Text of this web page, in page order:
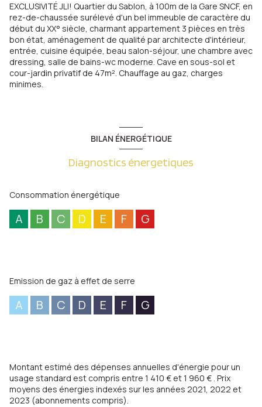
EXCLUSIVITÉ JLI! Quartier du Sablon, à 100m de la Gare SNCF, en
rez-de-chaussée surélevé d'un bel immeuble de caractère du
début du XX° siècle, charmant appartement 3 pièces en très
bon état, aménagement de qualité par architecte d'intérieur,
entrée, cuisine équipée, beau salon-séjour, une chambre avec
dressing, salle de bains-wc moderne. Cave en sous-sol et
cour-jardin privatif de 47m². Chauffage au gaz, charges
minimes.
BILAN ÉNERGÉTIQUE
Diagnostics énergetiques
Consommation énergétique
A B C D E F G
Emission de gaz à effet de serre
A B C D E F G
Montant estimé des dépenses annuelles d'énergie pour un
usage standard est compris entre 1 410 € et 1 960 € . Prix
moyens des énergies indexés sur les années 2021, 2022 et
2023 (abonnements compris).